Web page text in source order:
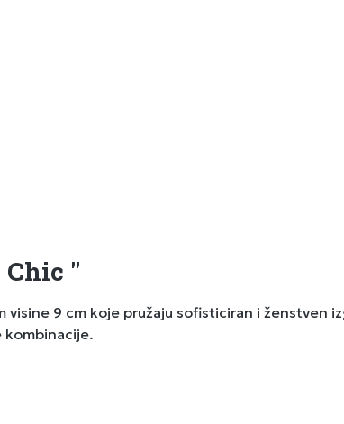
"
9 cm koje pružaju sofisticiran i ženstven
kombinacije.